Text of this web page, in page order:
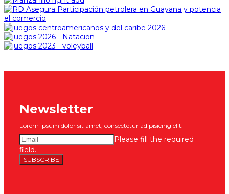
Newsletter
Lorem ipsum dolor sit amet, consectetur adipisicing elit.
Please fill the required
field.
SUBSCRIBE